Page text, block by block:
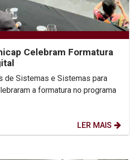
Celebram Formatura
de Sistemas e Sistemas para
a formatura no programa
LER MAIS